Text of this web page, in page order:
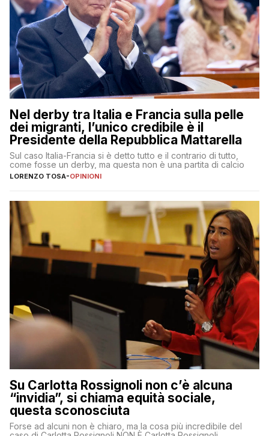
Nel derby tra Italia e Francia sulla pelle
dei migranti, l’unico credibile è il
Presidente della Repubblica Mattarella
Sul caso Italia-Francia si è detto tutto e il contrario di tutto,
come fosse un derby, ma questa non è una partita di calcio
LORENZO TOSA-OPINIONI
Su Carlotta Rossignoli non c’è alcuna
“invidia”, si chiama equità sociale,
questa sconosciuta
Forse ad alcuni non è chiaro, ma la cosa più incredibile del